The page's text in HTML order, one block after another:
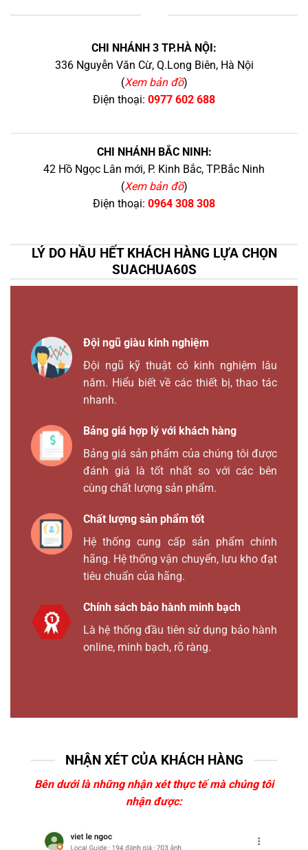
CHI NHÁNH 3 TP.HÀ NỘI:
336 Nguyễn Văn Cừ, Q.Long Biên, Hà Nội
(Xem bản đồ)
Điện thoại: 0977 602 688
CHI NHÁNH BẮC NINH:
42 Hồ Ngọc Lân mới, P. Kinh Bắc, TP.Bắc Ninh
(Xem bản đồ)
Điện thoại: 0964 308 308
LÝ DO HẦU HẾT KHÁCH HÀNG LỰA CHỌN
SUACHUA60S
Đội ngũ giàu kinh nghiệm
Đội ngũ kỹ thuật có kinh nghiệm lâu
năm. Hiểu biết về các thiết bị, thao tác
nhanh.
Bảng giá hợp lý với khách hàng
Bảng giá sản phẩm của chúng tôi được
đánh giá là tốt nhất so với các bên
cùng chất lượng sản phẩm.
Chất lượng sản phẩm tốt
Hệ thống cung cấp sản phẩm chính
hãng. Hệ thống vận chuyển, lưu kho đạt
tiêu chuẩn của hãng.
Chính sách bảo hành minh bạch
Là hệ thống đầu tiên sử dụng bảo hành
online, minh bạch, rõ ràng.
NHẬN XÉT CỦA KHÁCH HÀNG
Bên dưới là những nhận xét thực tế mà chúng tôi
nhận được: